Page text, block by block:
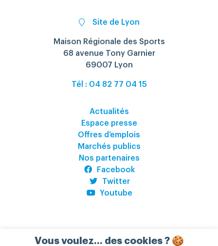
Site de Lyon
Maison Régionale des Sports
68 avenue Tony Garnier
69007 Lyon
Tél : 04 82 77 04 15
Actualités
Espace presse
Offres d’emplois
Marchés publics
Nos partenaires
Facebook
Twitter
Youtube
Vous voulez... des cookies ? 🍪